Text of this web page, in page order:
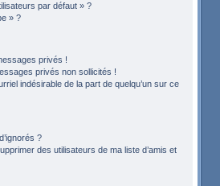
par défaut » ?
» ?
privés !
privés non sollicités !
indésirable de la part de quelqu’un sur ce
?
des utilisateurs de ma liste d’amis et